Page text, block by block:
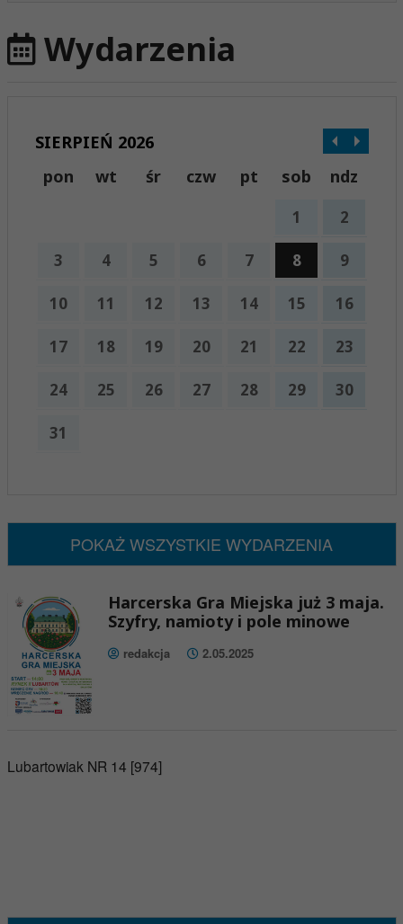
Wydarzenia
SIERPIEŃ 2026
pon
wt śr czw pt sob ndz
1 2
3 4 5 6 7 8 9
10 11 12 13 14 15 16
17 18 19 20 21 22 23
24 25 26 27 28 29 30
31
POKAŻ WSZYSTKIE WYDARZENIA
Harcerska Gra Miejska już 3 maja.
Szyfry, namioty i pole minowe
redakcja 2.05.2025
Lubartowiak NR 14 [974]